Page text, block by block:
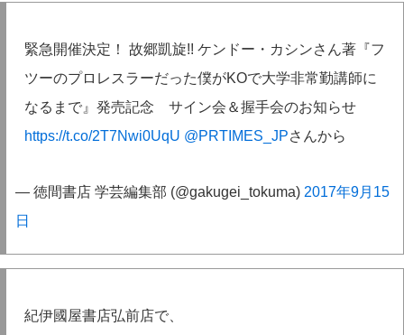
緊急開催決定！ 故郷凱旋!! ケンドー・カシンさん著『フ
ツーのプロレスラーだった僕がKOで大学非常勤講師に
なるまで』発売記念 サイン会＆握手会のお知らせ
https://t.co/2T7Nwi0UqU @PRTIMES_JPさんから
— 徳間書店 学芸編集部 (@gakugei_tokuma) 2017年9月15
日
紀伊國屋書店弘前店で、